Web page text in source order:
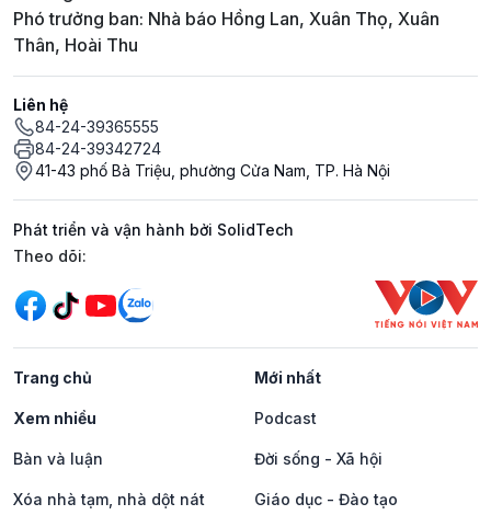
Phó trưởng ban: Nhà báo Hồng Lan, Xuân Thọ, Xuân
Thân, Hoài Thu
Liên hệ
84-24-39365555
84-24-39342724
41-43 phố Bà Triệu, phường Cửa Nam, TP. Hà Nội
Phát triển và vận hành bởi SolidTech
Mạng xã hội
Theo dõi:
Trang chủ Mới nhất
Xem nhiều Podcast
Bàn và luận Đời sống - Xã hội
Xóa nhà tạm, nhà dột nát Giáo dục - Đào tạo